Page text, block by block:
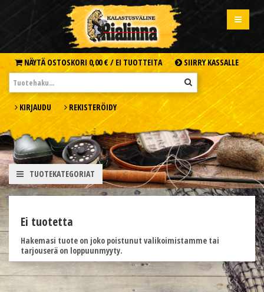
NÄYTÄ OSTOSKORI 0,00 € / EI TUOTTEITA SIIRRY KASSALLE
KIRJAUDU REKISTERÖIDY
TUOTEKATEGORIAT
Ei tuotetta
Hakemasi tuote on joko poistunut valikoimistamme tai
tarjouserä on loppuunmyyty.